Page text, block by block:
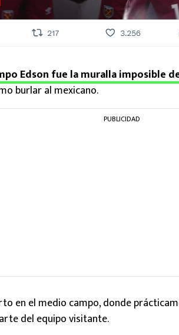
Edson fue la muralla imposible
burlar al mexicano.
PUBLICIDAD
en el medio campo, donde
del equipo visitante.